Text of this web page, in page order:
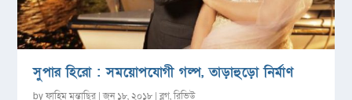
সুপার হিরো : সময়োপযোগী গল্প, তাড়াহুড়ো নির্মাণ
byফাহিম মুন্তাছির |জুন ১৮, ২০১৮ |ব্লগ,রিভিউ